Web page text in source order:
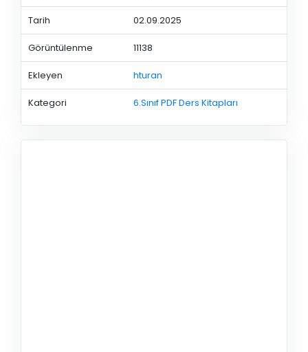
Tarih 02.09.2025
Görüntülenme 11138
Ekleyen hturan
Kategori 6.Sınıf PDF Ders Kitapları